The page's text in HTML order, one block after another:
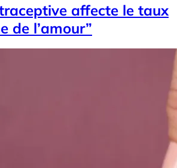
affecte le taux
de l’amour”